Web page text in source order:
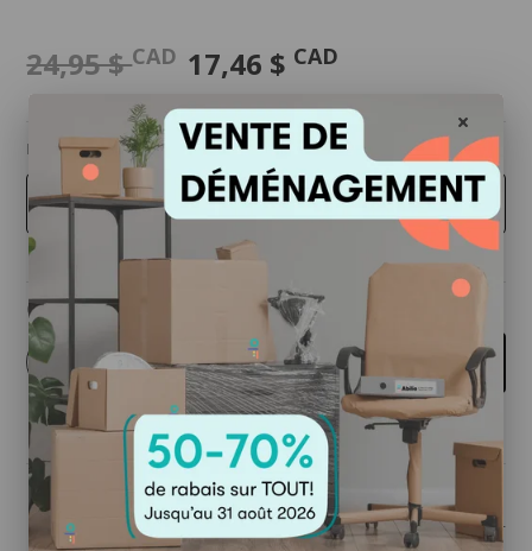
24,95 $CAD 17,46 $ CAD
Langue - options
Édition FRANÇAISE (25 copies)
Quantité
+ Ajouter au panier
Partager